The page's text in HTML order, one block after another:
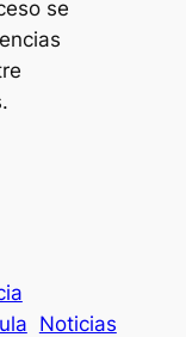
se
Noticias